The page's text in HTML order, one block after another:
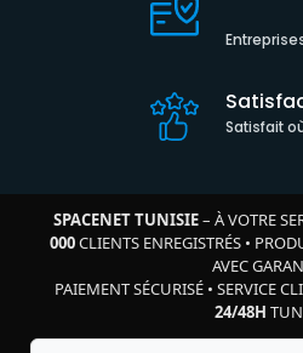
Satisfait
SPACENET TUNISIE– À VOTRE
000CLIENTS ENREGISTRÉS•
AVEC
PAIEMENT SÉCURISÉ • SERVICE
24/48H